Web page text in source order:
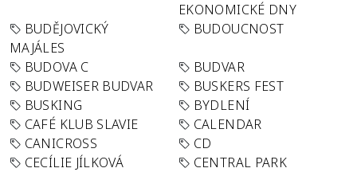
EKONOMICKÉ DNY
BUDĚJOVICKÝ
MAJÁLES
BUDOUCNOST
BUDOVA C
BUDVAR
BUDWEISER BUDVAR
BUSKERS FEST
BUSKING
BYDLENÍ
CAFÉ KLUB SLAVIE
CALENDAR
CANICROSS
CD
CECÍLIE JÍLKOVÁ
CENTRAL PARK